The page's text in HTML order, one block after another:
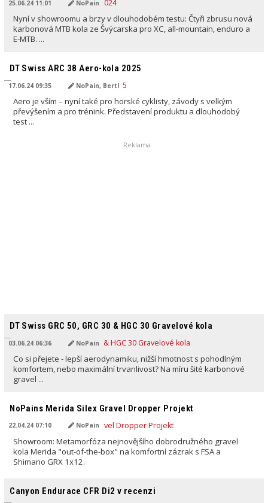
25.06.24 11:01 NoPain
Nyní v showroomu a brzy v dlouhodobém testu: Čtyři zbrusu nová
karbonová MTB kola ze Švýcarska pro XC, all-mountain, enduro a
E-MTB. ...
DT Swiss ARC 38 Aero-kola 2025
17.06.24 09:35 NoPain, Bertl
Aero je vším – nyní také pro horské cyklisty, závody s velkým
převýšením a pro trénink. Představení produktu a dlouhodobý
test ...
Reklama
DT Swiss GRC 50, GRC 30 & HGC 30 Gravelové kola
03.06.24 06:36 NoPain
Co si přejete - lepší aerodynamiku, nižší hmotnost s pohodlným
komfortem, nebo maximální trvanlivost? Na míru šité karbonové
gravel ...
NoPains Merida Silex Gravel Dropper Projekt
22.04.24 07:10 NoPain
Showroom: Metamorfóza nejnovějšího dobrodružného gravel
kola Merida "out-of-the-box" na komfortní zázrak s FSA a
Shimano GRX 1x12.
Canyon Endurace CFR Di2 v recenzi